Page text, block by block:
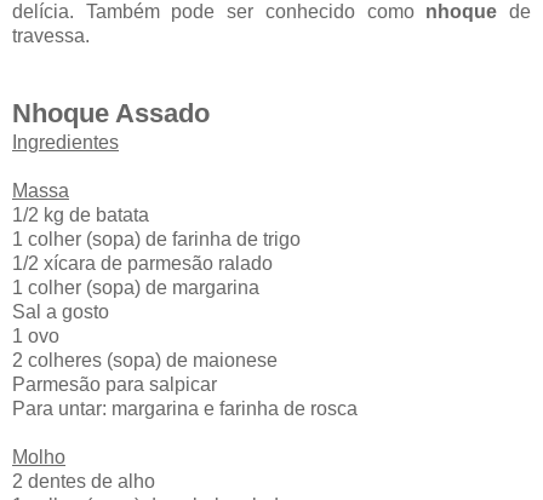
delícia. Também pode ser conhecido como nhoque de
travessa.
Nhoque Assado
Ingredientes
Massa
1/2 kg de batata
1 colher (sopa) de farinha de trigo
1/2 xícara de parmesão ralado
1 colher (sopa) de margarina
Sal a gosto
1 ovo
2 colheres (sopa) de maionese
Parmesão para salpicar
Para untar: margarina e farinha de rosca
Molho
2 dentes de alho